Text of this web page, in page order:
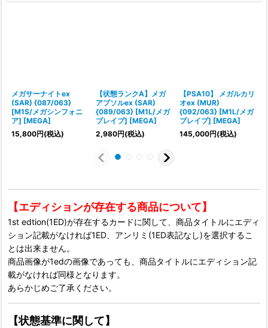
メガサーナイトex
(SAR) {087/063}
[M1S/メガシンフォニ
ア] [MEGA]
15,800円(税込)
【状態ランクA】メガ
アブソルex (SAR)
{089/063} [M1L/メガ
ブレイブ] [MEGA]
2,980円(税込)
【PSA10】 メガルカリ
オex (MUR)
{092/063} [M1L/メガ
ブレイブ] [MEGA]
145,000円(税込)
【エディションが存在する商品について】
1st edtion(1ED)が存在するカードに関して、商品タイトルにエディ
ション記載がなければ1ED、アンリミ(1ED表記なし)を選択するこ
とは出来ません。
商品画像が1edの画像であっても、商品タイトルにエディション記
載がなければ同様となります。
あらかじめご了承ください。
【状態基準に関して】